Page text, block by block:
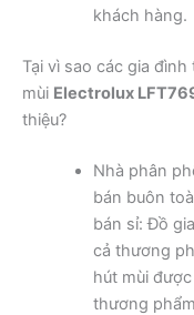
khách hàng.
Tại vì sao các gia
mùi Electrolux
thiệu?
Nhà phân
bán buôn
bán sỉ: Đồ
cả thương
hút mùi
thương